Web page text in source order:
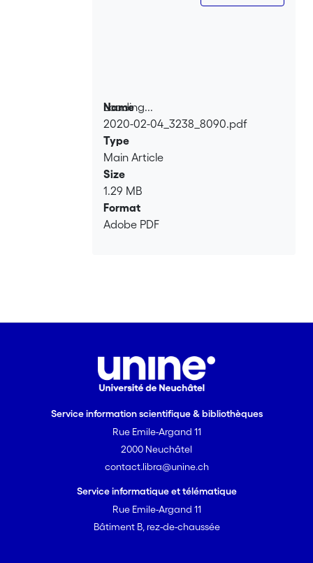
Loading...
Loading...
Name
2020-02-04_3238_8090.pdf
Type
Main Article
Size
1.29 MB
Format
Adobe PDF
Service information scientifique & bibliothèques
Rue Emile-Argand 11
2000 Neuchâtel
contact.libra@unine.ch
Service informatique et télématique
Rue Emile-Argand 11
Bâtiment B, rez-de-chaussée